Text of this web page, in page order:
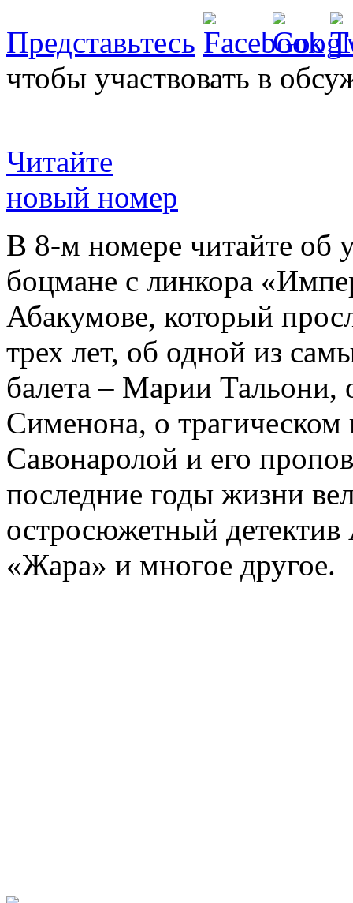
Представьтесь
чтобы участвовать в
Читайте
новый номер
В 8-м номере читайте об
боцмане с линкора
Абакумове, который
трех лет, об одной из
балета – Марии
Сименона, о трагическом
Савонаролой и его
последние годы жизни
остросюжетный детектив
«Жара» и многое другое.